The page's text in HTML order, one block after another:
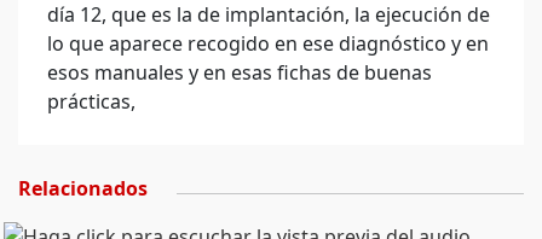
día 12, que es la de implantación, la ejecución de
lo que aparece recogido en ese diagnóstico y en
esos manuales y en esas fichas de buenas
prácticas,
Relacionados